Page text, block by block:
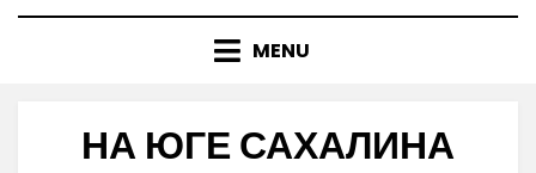
MENU
НА ЮГЕ САХАЛИНА